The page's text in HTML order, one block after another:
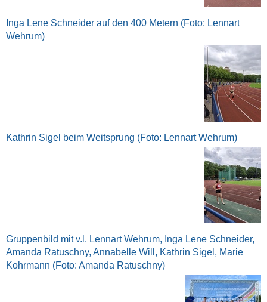
Inga Lene Schneider auf den 400 Metern (Foto: Lennart
Wehrum)
Kathrin Sigel beim Weitsprung (Foto: Lennart Wehrum)
Gruppenbild mit v.l. Lennart Wehrum, Inga Lene Schneider,
Amanda Ratuschny, Annabelle Will, Kathrin Sigel, Marie
Kohrmann (Foto: Amanda Ratuschny)